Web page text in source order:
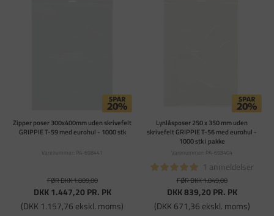
Zipper poser 300x400mm uden skrivefelt
GRIPPIE T-59 med eurohul - 1000 stk
Varenummer: PA-698441
FØR DKK 1.809,00
DKK 1.447,20PR. PK
(DKK 1.157,76 ekskl. moms)
Lynlåsposer 250 x 350 mm uden
skrivefelt GRIPPIE T-56 med eurohul -
1000 stk i pakke
Varenummer: PA-698404
1 anmeldelser
FØR DKK 1.049,00
DKK 839,20PR. PK
(DKK 671,36 ekskl. moms)